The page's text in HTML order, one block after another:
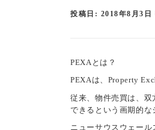
投稿日: 2018年8月3日
PEXAとは？
PEXAは、Property
従来、物件売買は、
できるという画期的な
ニューサウスウェール